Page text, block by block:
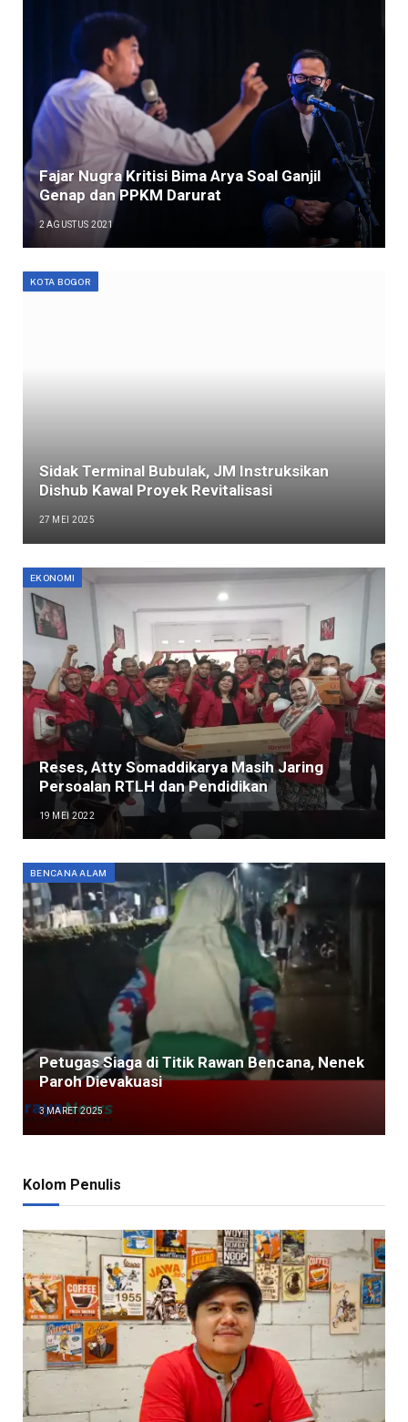
Fajar Nugra Kritisi Bima Arya Soal Ganjil
Genap dan PPKM Darurat
2 AGUSTUS 2021
KOTA BOGOR
Sidak Terminal Bubulak, JM Instruksikan
Dishub Kawal Proyek Revitalisasi
27 MEI 2025
EKONOMI
Reses, Atty Somaddikarya Masih Jaring
Persoalan RTLH dan Pendidikan
19 MEI 2022
BENCANA ALAM
Petugas Siaga di Titik Rawan Bencana, Nenek
Paroh Dievakuasi
3 MARET 2025
Kolom Penulis